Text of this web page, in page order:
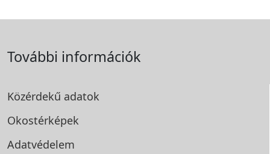
További információk
Közérdekű adatok
Okostérképek
Adatvédelem